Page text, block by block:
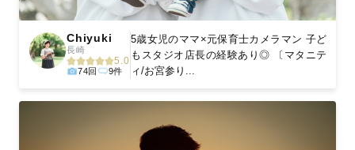
Chiyuki
長崎
5.0
74回 9件
5歳女児のママ×元保育士カメラマン 子ど
もスタジオ店長の経験あり◎ 〔マタニテ
ィ/お宮参り...